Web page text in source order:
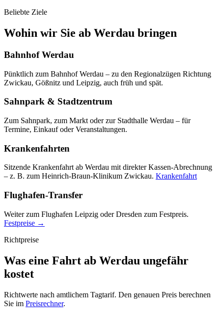
Beliebte Ziele
Wohin wir Sie ab Werdau bringen
Bahnhof Werdau
Pünktlich zum Bahnhof Werdau – zu den Regionalzügen Richtung
Zwickau, Gößnitz und Leipzig, auch früh und spät.
Sahnpark & Stadtzentrum
Zum Sahnpark, zum Markt oder zur Stadthalle Werdau – für
Termine, Einkauf oder Veranstaltungen.
Krankenfahrten
Sitzende Krankenfahrt ab Werdau mit direkter Kassen-Abrechnung
– z. B. zum Heinrich-Braun-Klinikum Zwickau. Krankenfahrt
Flughafen-Transfer
Weiter zum Flughafen Leipzig oder Dresden zum Festpreis.
Festpreise →
Richtpreise
Was eine Fahrt ab Werdau ungefähr
kostet
Richtwerte nach amtlichem Tagtarif. Den genauen Preis berechnen
Sie im Preisrechner.